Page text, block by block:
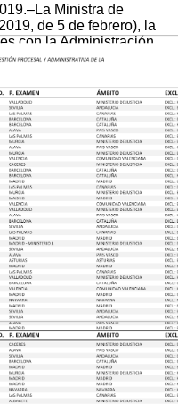
Ministra de
de 5 de febrero), la
con la Administración